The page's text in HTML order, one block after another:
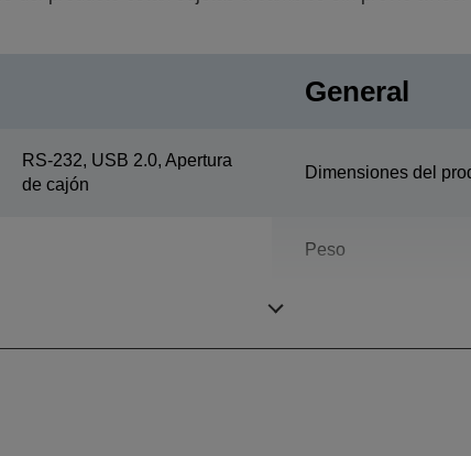
RS-232, USB 2.0, Apertura
de cajón
General
Dimensiones del
Peso